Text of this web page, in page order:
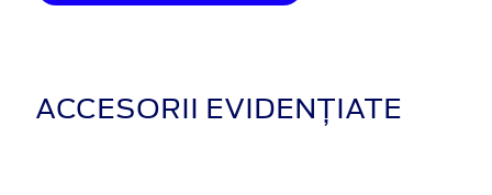
ACCESORII EVIDENȚIATE